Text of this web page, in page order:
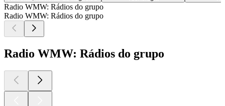
Radio WMW: Rádios do grupo
Radio WMW: Rádios do grupo
Radio WMW: Rádios do grupo